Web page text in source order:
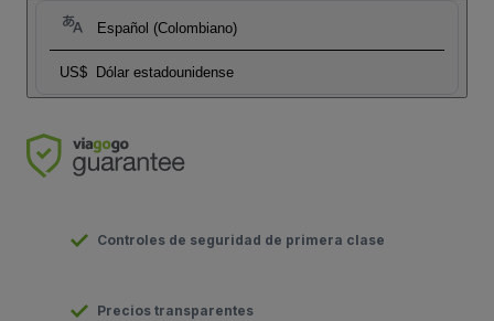
Español (Colombiano)
US$ Dólar estadounidense
Controles de seguridad de primera clase
Precios transparentes